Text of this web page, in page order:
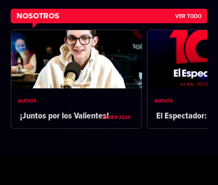
NOSOTROS VER TODO
AUDIOS
¡Juntos por los Valientes!21 SET 2024
AUDIOS
El Espectador: